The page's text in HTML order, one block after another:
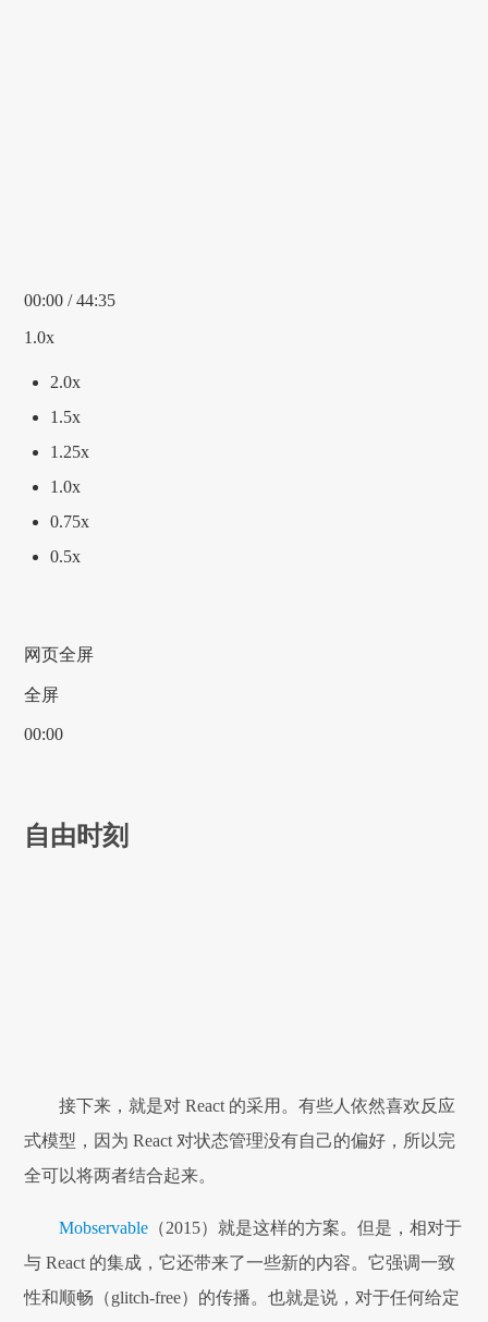
00:00 / 44:35
1.0x
2.0x
1.5x
1.25x
1.0x
0.75x
0.5x
网页全屏
全屏
00:00
自由时刻
接下来，就是对 React 的采用。有些人依然喜欢反应
式模型，因为 React 对状态管理没有自己的偏好，所以完
全可以将两者结合起来。
Mobservable （2015）就是这样的方案。但是，相对于
与 React 的集成，它还带来了一些新的内容。它强调一致
性和顺畅（glitch-free）的传播。也就是说，对于任何给定